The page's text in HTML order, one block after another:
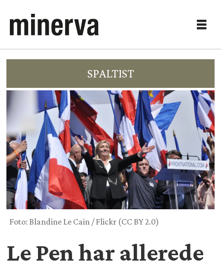
SPALTIST
Foto: Blandine Le Cain / Flickr (CC BY 2.0)
Le Pen har allerede